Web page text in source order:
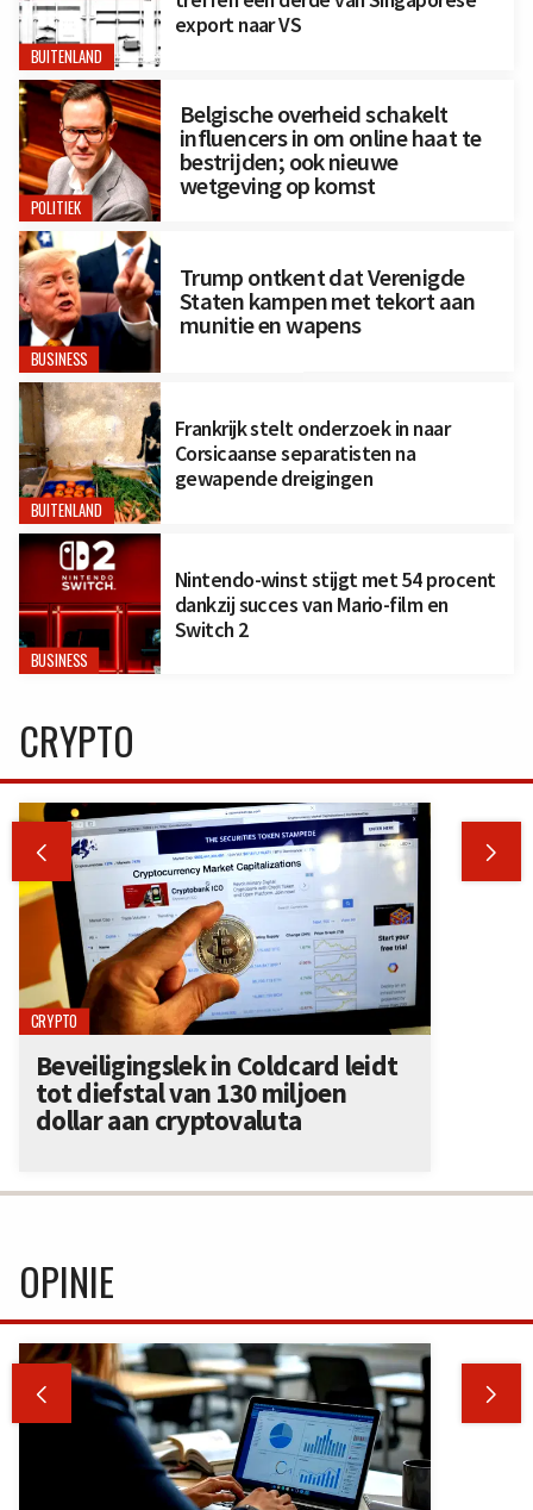
BUITENLAND
export naar VS
POLITIEK
Belgische overheid schakelt
influencers in om online haat te
bestrijden; ook nieuwe
wetgeving op komst
BUSINESS
Trump ontkent dat Verenigde
Staten kampen met tekort aan
munitie en wapens
BUITENLAND
Frankrijk stelt onderzoek in naar
Corsicaanse separatisten na
gewapende dreigingen
BUSINESS
Nintendo-winst stijgt met 54 procent
dankzij succes van Mario-film en
Switch 2
CRYPTO
 
CRYPTO
Beveiligingslek in Coldcard leidt
tot diefstal van 130 miljoen
dollar aan cryptovaluta
OPINIE
 